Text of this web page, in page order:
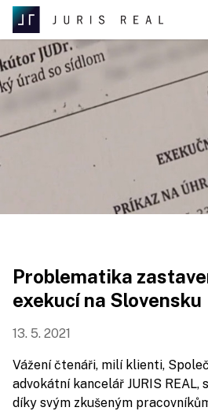
Problematika
exekucí na Slovensku
13. 5. 2021
Vážení čtenáři, milí klienti,
advokátní kancelář JURIS REAL,
díky svým zkušeným